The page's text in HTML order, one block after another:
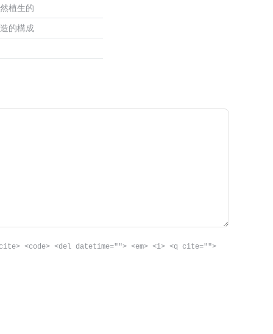
植生的
的構成
<code> <del datetime=""> <em> <i> <q cite="">